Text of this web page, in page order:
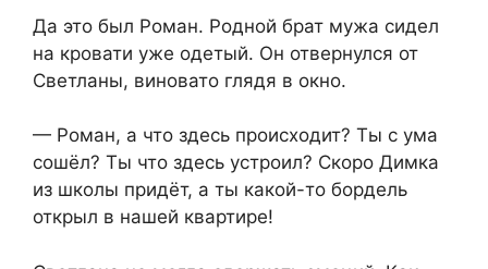
Да это был Роман. Родной брат мужа сидел
на кровати уже одетый. Он отвернулся от
Светланы, виновато глядя в окно.
— Роман, а что здесь происходит? Ты с ума
сошёл? Ты что здесь устроил? Скоро Димка
из школы придёт, а ты какой-то бордель
открыл в нашей квартире!